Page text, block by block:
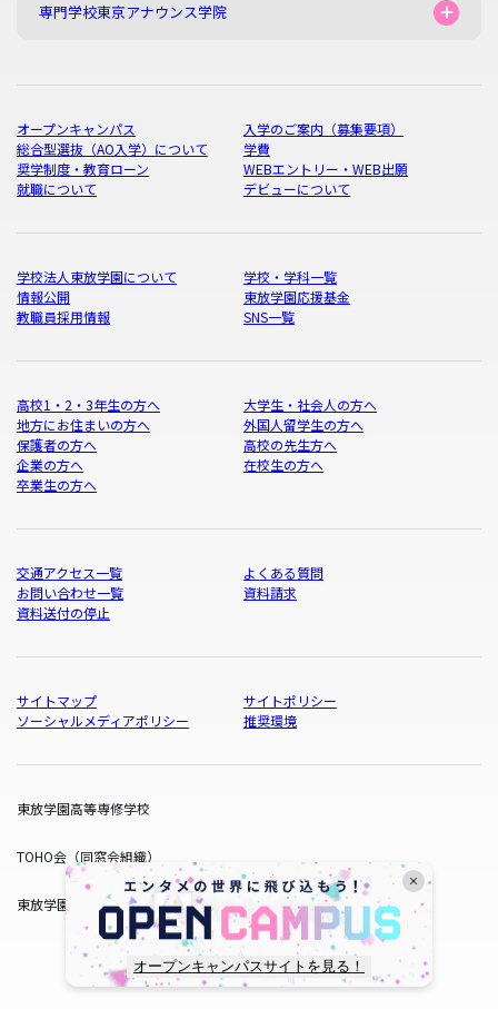
オープンキャンパスサイトを見る！
専門学校東京アナウンス学院
オープンキャンパス
入学のご案内（募集要項）
総合型選抜（AO入学）について
学費
奨学制度・教育ローン
WEBエントリー・WEB出願
就職について
デビューについて
学校法人東放学園について
学校・学科一覧
情報公開
東放学園応援基金
教職員採用情報
SNS一覧
高校1・2・3年生の方へ
大学生・社会人の方へ
地方にお住まいの方へ
外国人留学生の方へ
保護者の方へ
高校の先生方へ
企業の方へ
在校生の方へ
卒業生の方へ
交通アクセス一覧
よくある質問
お問い合わせ一覧
資料請求
資料送付の停止
サイトマップ
サイトポリシー
ソーシャルメディアポリシー
推奨環境
東放学園高等専修学校
TOHO会（同窓会組織）
東放学園サービス
copyright © TOHO GAKUEN All Rights Reserved.